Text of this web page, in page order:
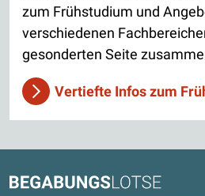
zum Frühstudium und
verschiedenen
gesonderten Seite
Vertiefte Infos zum
Begabungslotse